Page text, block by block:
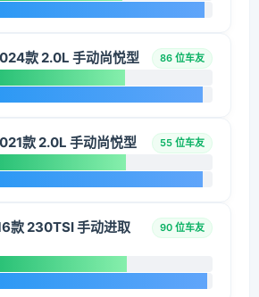
款 2.0L 手动尚悦型 86 位车友
款 2.0L 手动尚悦型 55 位车友
款 230TSI 手动进取
90 位车友